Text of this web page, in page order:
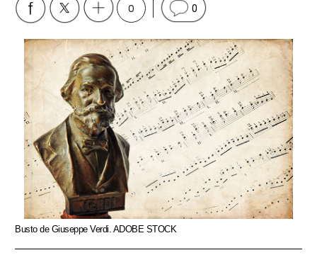
0 0
Busto de Giuseppe Verdi. ADOBE STOCK